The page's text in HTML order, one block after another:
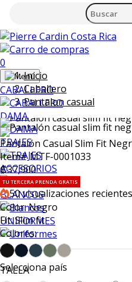
0
CABALLERO
DAMA
TRAJES
ACCESORIOS
BLANCOS
UNIFORMES
Selecciona país
Inicio
Caballero
Pantalon casual
Pantalón Casual Slim Fit
Item# MTF-0001033
₡37,900
TU TERCERA PRENDA GRATIS
50visualizaciones recientes
Color: Negro
Fit: Slim fit
Colores:
TALLA